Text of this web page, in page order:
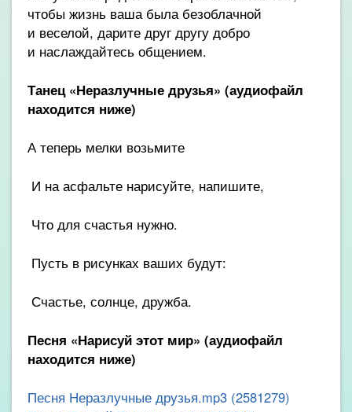
чтобы жизнь ваша была безоблачной
и веселой, дарите друг другу добро
и наслаждайтесь общением.
Танец «Неразлучные друзья» (аудиофайл
находится ниже)
А теперь мелки возьмите
И на асфальте нарисуйте, напишите,
Что для счастья нужно.
Пусть в рисунках ваших будут:
Счастье, солнце, дружба.
Песня «Нарисуй этот мир» (аудиофайл
находится ниже)
Песня Неразлучные друзья.mp3 (2581279)